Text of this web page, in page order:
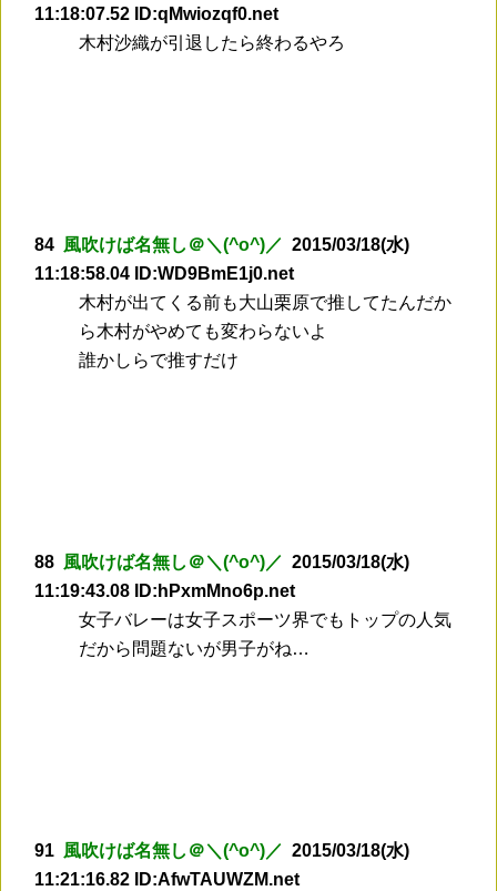
11:18:07.52 ID:qMwiozqf0.net
木村沙織が引退したら終わるやろ
84 風吹けば名無し＠＼(^o^)／ 2015/03/18(水)
11:18:58.04 ID:WD9BmE1j0.net
木村が出てくる前も大山栗原で推してたんだか
ら木村がやめても変わらないよ
誰かしらで推すだけ
88 風吹けば名無し＠＼(^o^)／ 2015/03/18(水)
11:19:43.08 ID:hPxmMno6p.net
女子バレーは女子スポーツ界でもトップの人気
だから問題ないが男子がね…
91 風吹けば名無し＠＼(^o^)／ 2015/03/18(水)
11:21:16.82 ID:AfwTAUWZM.net